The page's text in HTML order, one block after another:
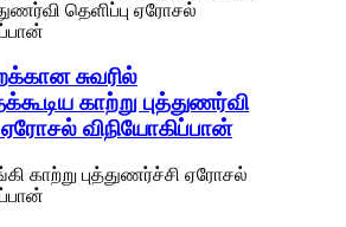
சுவரில்
காற்று புத்துணர்வி
ஏரோசல் விநியோகிப்பான்